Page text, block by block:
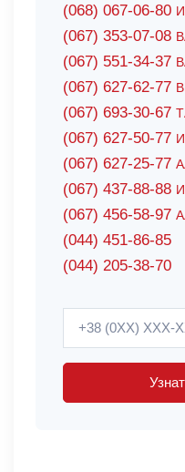
(068) 067-06-80
(067) 353-07-08
(067) 551-34-37
(067) 627-62-77
(067) 693-30-67
(067) 627-50-77
(067) 627-25-77
(067) 437-88-88
(067) 456-58-97
(044) 451-86-85
(044) 205-38-70